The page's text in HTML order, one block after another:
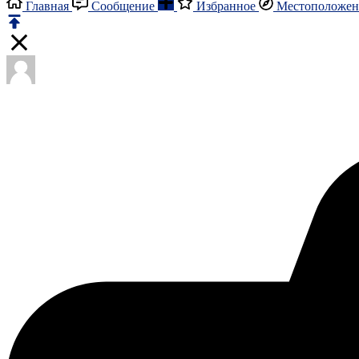
Главная Сообщение Избранное